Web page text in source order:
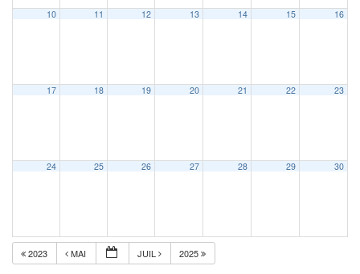
10 11 12 13 14 15 16
17 18 19 20 21 22 23
24 25 26 27 28 29 30
2023 MAI JUIL 2025